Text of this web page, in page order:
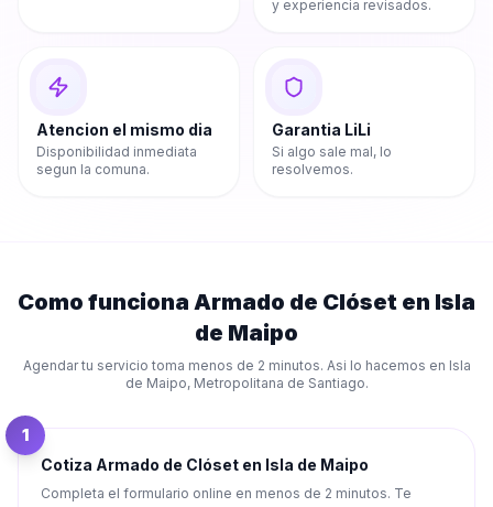
y experiencia revisados.
Atencion el mismo dia
Disponibilidad inmediata
segun la comuna.
Garantia LiLi
Si algo sale mal, lo
resolvemos.
Como funciona Armado de Clóset en Isla
de Maipo
Agendar tu servicio toma menos de 2 minutos. Asi lo hacemos en Isla
de Maipo, Metropolitana de Santiago.
1
Cotiza Armado de Clóset en Isla de Maipo
Completa el formulario online en menos de 2 minutos. Te